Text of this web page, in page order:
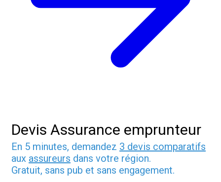
Devis Assurance emprunteur
En 5 minutes, demandez 3 devis comparatifs
aux assureurs dans votre région.
Gratuit, sans pub et sans engagement.